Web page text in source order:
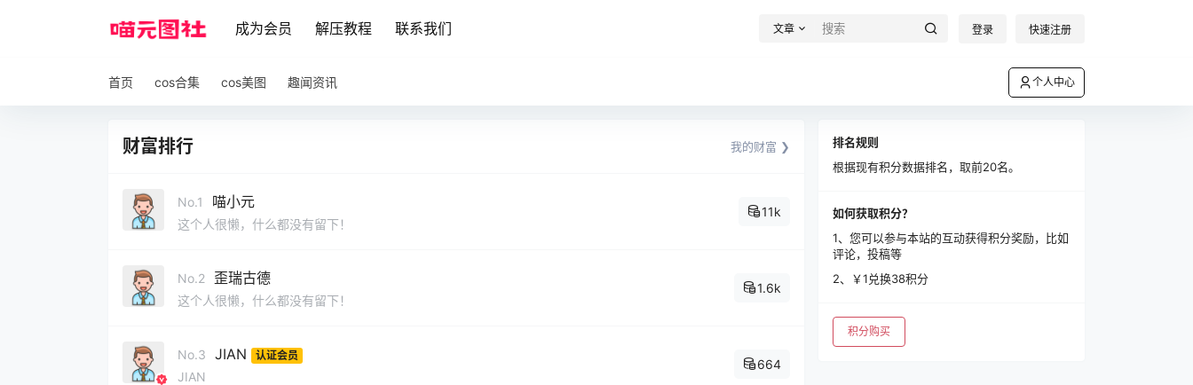
成为会员 解压教程 联系我们 文章 登录 快速注册
首页 cos合集 cos美图 趣闻资讯 个人中心
财富排行 我的财富 ❯
No.1 喵小元
这个人很懒，什么都没有留下！
11k
No.2 歪瑞古德
这个人很懒，什么都没有留下！
1.6k
No.3 JIAN 认证会员
JIAN
664
排名规则
根据现有积分数据排名，取前20名。
如何获取积分？
1、您可以参与本站的互动获得积分奖励，比如
评论，投稿等
2、￥1兑换38积分
积分购买